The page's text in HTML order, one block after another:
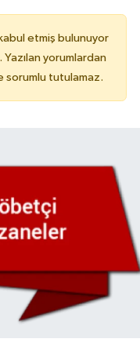
kabul etmiş bulunuyor
yorumlardan
sorumlu tutulamaz.